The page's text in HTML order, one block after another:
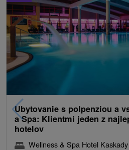
Ubytovanie s polpenziou a
a Spa: Klientmi jeden z
hotelov
Wellness & Spa Hotel Kaskady